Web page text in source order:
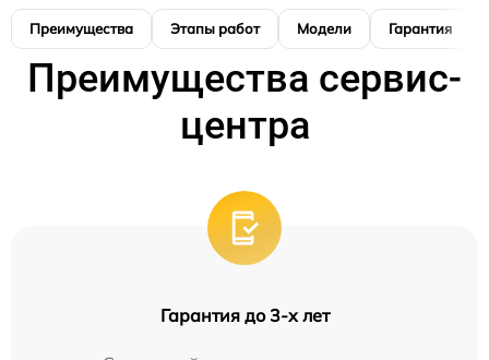
Преимущества Этапы работ Модели Гарантия
Преимущества сервис-
центра
Гарантия до 3-х лет